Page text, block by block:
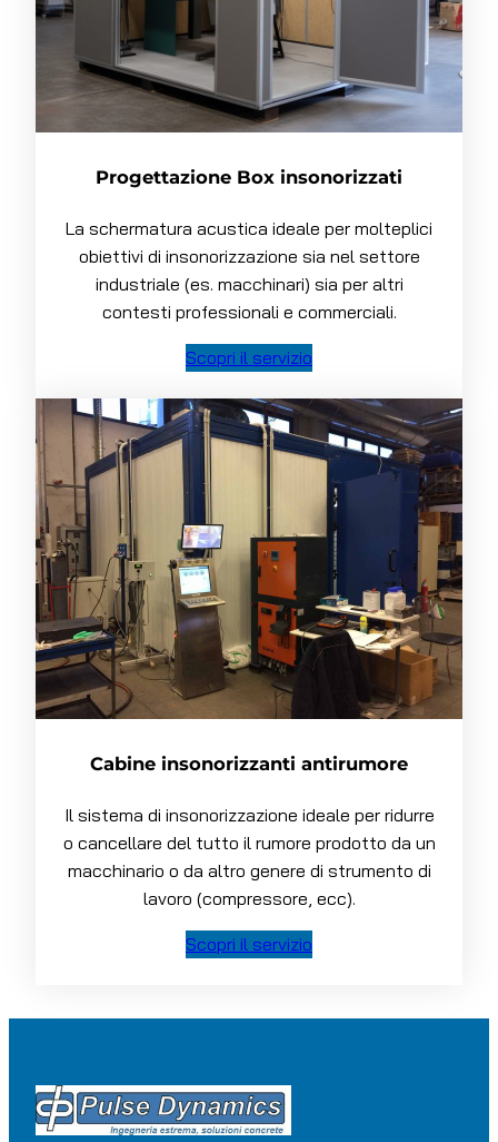
Progettazione Box insonorizzati
La schermatura acustica ideale per molteplici
obiettivi di insonorizzazione sia nel settore
industriale (es. macchinari) sia per altri
contesti professionali e commerciali.
Scopri il servizio
Cabine insonorizzanti antirumore
Il sistema di insonorizzazione ideale per ridurre
o cancellare del tutto il rumore prodotto da un
macchinario o da altro genere di strumento di
lavoro (compressore, ecc).
Scopri il servizio